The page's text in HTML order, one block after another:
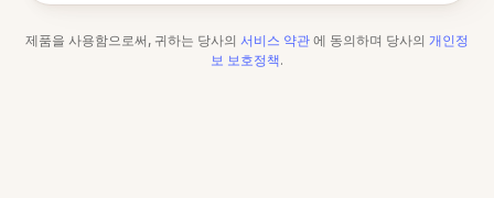
제품을 사용함으로써, 귀하는 당사의 서비스 약관 에 동의하며 당사의 개인정
보 보호정책.